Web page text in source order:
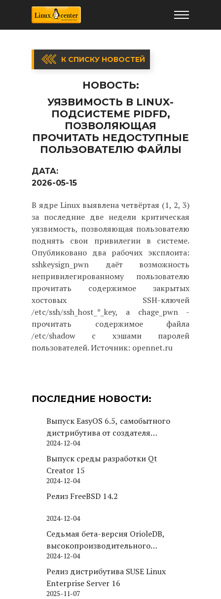
К СПИСКУ НОВОСТЕЙ
НОВОСТЬ:
УЯЗВИМОСТЬ В LINUX-
ПОДСИСТЕМЕ PIDFD,
ПОЗВОЛЯЮЩАЯ
ПРОЧИТАТЬ НЕДОСТУПНЫЕ
ПОЛЬЗОВАТЕЛЮ ФАЙЛЫ
ДАТА:
2026-05-15
В ядре Linux выявлена четвёртая (1, 2, 3)
за последние две недели критическая
уязвимость, позволяющая пользователю
поднять свои привилегии в системе.
Опубликовано два рабочих эксплоита:
sshkeysign_pwn даёт возможность
непривилегированному пользователю
прочитать содержимое закрытых
хостовых SSH-ключей
/etc/ssh/ssh_host_*_key, а chage_pwn -
прочитать содержимое файла
/etc/shadow с хэшами паролей
пользователей. Источник: opennet.ru
ПОСЛЕДНИЕ НОВОСТИ:
Выпуск EasyOS 6.5, самобытного
дистрибутива от создателя
Puppy Linux
2024-12-04
Выпуск среды разработки Qt
Creator 15
2024-12-04
Релиз FreeBSD 14.2
2024-12-04
Седьмая бета-версия OrioleDB,
высокопроизводительного
движка хранения для PostgreSQL
2024-12-04
Релиз дистрибутива SUSE Linux
Enterprise Server 16
2025-11-07